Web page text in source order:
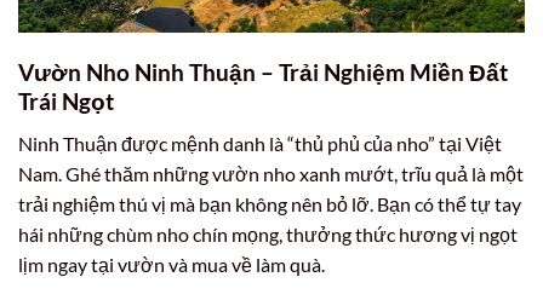
Vườn Nho Ninh Thuận – Trải Nghiệm Miền Đất
Trái Ngọt
Ninh Thuận được mệnh danh là “thủ phủ của nho” tại Việt
Nam. Ghé thăm những vườn nho xanh mướt, trĩu quả là một
trải nghiệm thú vị mà bạn không nên bỏ lỡ. Bạn có thể tự tay
hái những chùm nho chín mọng, thưởng thức hương vị ngọt
lịm ngay tại vườn và mua về làm quà.